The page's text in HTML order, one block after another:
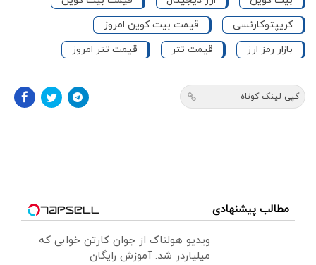
کریپتوکارنسی
قیمت بیت کوین امروز
بازار رمز ارز
قیمت تتر قیمت تتر امروز
کپی لینک کوتاه
مطالب پیشنهادی
ویدیو هولناک از جوان کارتن خوابی که
میلیاردر شد. آموزش رایگان